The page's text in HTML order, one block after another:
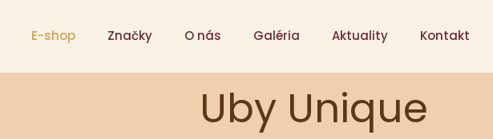
E-shop Značky O nás Galéria Aktuality Kontakt
Uby Unique